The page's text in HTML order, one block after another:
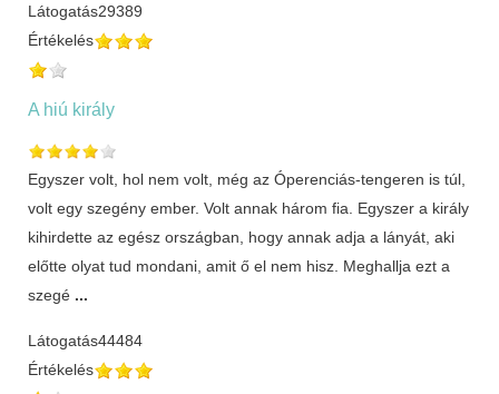
Látogatás29389
Értékelés
A hiú király
Egyszer volt, hol nem volt, még az Óperenciás-tengeren is túl,
volt egy szegény ember. Volt annak három fia. Egyszer a király
kihirdette az egész országban, hogy annak adja a lányát, aki
előtte olyat tud mondani, amit ő el nem hisz. Meghallja ezt a
szegé ...
Látogatás44484
Értékelés